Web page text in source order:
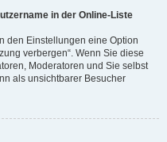
in der Online-Liste
den Einstellungen eine Option
verbergen“. Wenn Sie diese
Moderatoren und Sie selbst
als unsichtbarer Besucher